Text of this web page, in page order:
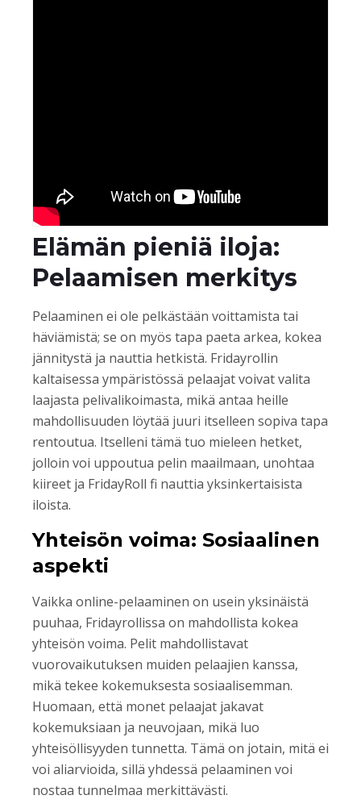
Elämän pieniä iloja:
Pelaamisen merkitys
Pelaaminen ei ole pelkästään voittamista tai
häviämistä; se on myös tapa paeta arkea, kokea
jännitystä ja nauttia hetkistä. Fridayrollin
kaltaisessa ympäristössä pelaajat voivat valita
laajasta pelivalikoimasta, mikä antaa heille
mahdollisuuden löytää juuri itselleen sopiva tapa
rentoutua. Itselleni tämä tuo mieleen hetket,
jolloin voi uppoutua pelin maailmaan, unohtaa
kiireet ja FridayRoll fi nauttia yksinkertaisista
iloista.
Yhteisön voima: Sosiaalinen
aspekti
Vaikka online-pelaaminen on usein yksinäistä
puuhaa, Fridayrollissa on mahdollista kokea
yhteisön voima. Pelit mahdollistavat
vuorovaikutuksen muiden pelaajien kanssa,
mikä tekee kokemuksesta sosiaalisemman.
Huomaan, että monet pelaajat jakavat
kokemuksiaan ja neuvojaan, mikä luo
yhteisöllisyyden tunnetta. Tämä on jotain, mitä ei
voi aliarvioida, sillä yhdessä pelaaminen voi
nostaa tunnelmaa merkittävästi.